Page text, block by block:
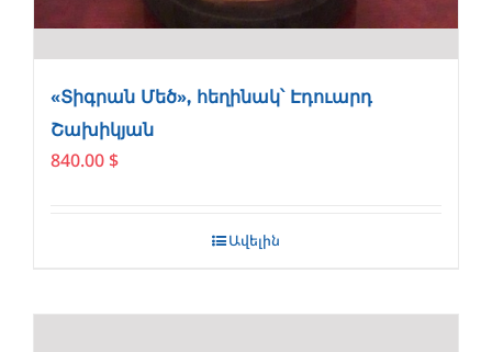
«Տիգրան Մեծ», հեղինակ՝ Էդուարդ
Շախիկյան
840.00 $
Ավելին